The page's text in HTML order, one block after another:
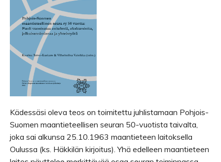
Kädessäsi oleva teos on toimitettu juhlistamaan Pohjois-
Suomen maantieteellisen seuran 50-vuotista taivalta,
joka sai alkunsa 25.10.1963 maantieteen laitoksella
Oulussa (ks. Häkkilän kirjoitus). Yhä edelleen maantieteen